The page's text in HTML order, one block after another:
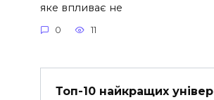
яке впливає не
0 11
Топ-10 найкращих